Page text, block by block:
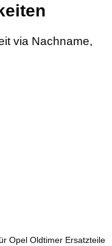
via Nachname,
Opel Oldtimer Ersatzteile